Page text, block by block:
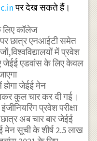
पर देख सकते हैं।
लिए कॉलेज
छात्र एनआईटी समेत
में प्रवेश
एडवांस के लिए केवल
होगा जेईई मेन
कुल चार कर दी गई।
प्रवेश परीक्षा
अब चार बार जेईई
सूची के शीर्ष 2.5 लाख